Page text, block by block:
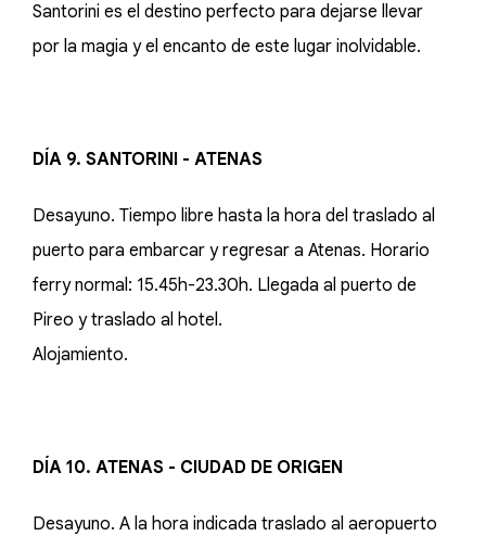
Santorini es el destino perfecto para dejarse llevar
por la magia y el encanto de este lugar inolvidable.
DÍA 9. SANTORINI - ATENAS
Desayuno. Tiempo libre hasta la hora del traslado al
puerto para embarcar y regresar a Atenas. Horario
ferry normal: 15.45h-23.30h. Llegada al puerto de
Pireo y traslado al hotel.
Alojamiento.
DÍA 10. ATENAS - CIUDAD DE ORIGEN
Desayuno. A la hora indicada traslado al aeropuerto